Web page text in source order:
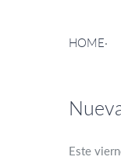
HOME·
Este